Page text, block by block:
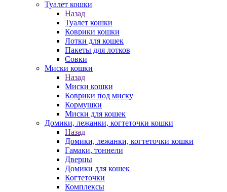
Туалет кошки
Назад
Туалет кошки
Коврики кошки
Лотки для кошек
Пакеты для лотков
Совки
Миски кошки
Назад
Миски кошки
Коврики под миску
Кормушки
Миски для кошек
Домики, лежанки, когтеточки кошки
Назад
Домики, лежанки, когтеточки кошки
Гамаки, тоннели
Дверцы
Домики для кошек
Когтеточки
Комплексы